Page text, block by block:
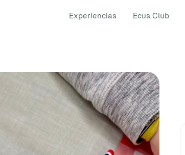
Experiencias Ecus Club